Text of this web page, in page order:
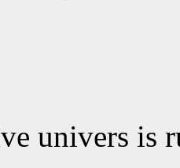
univers